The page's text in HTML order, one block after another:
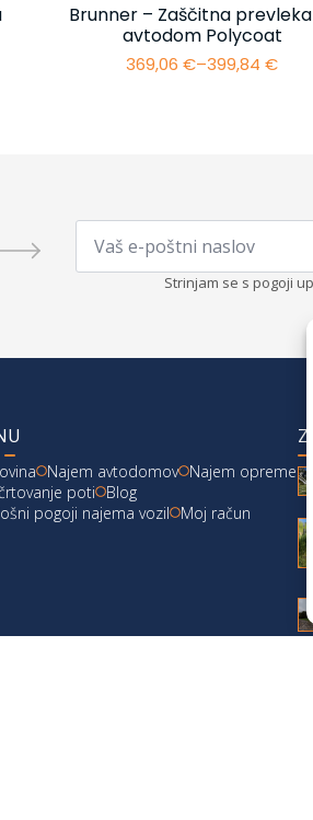
Brunner – Zaščitna
avtodom Polycoat
369,06€–399,84€
Cenovni
Email
Strinjam se s pogoji
Najem avtodomov Najem opreme
poti
Blog
pogoji najema vozil
Moj račun